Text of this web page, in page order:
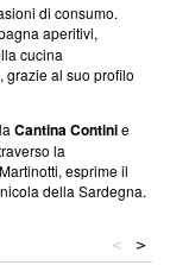
di consumo.
aperitivi,
cucina
grazie al suo profilo
Cantina Continie
la
esprime il
della Sardegna.
>
<